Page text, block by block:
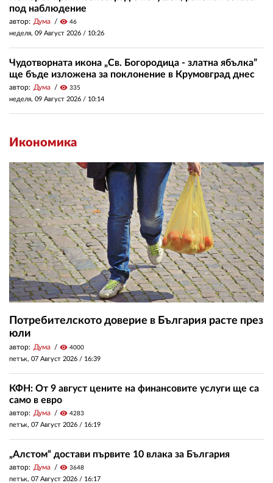
под наблюдение
автор: Дума visibility 46
неделя, 09 Август 2026 / 10:26
Чудотворната икона „Св. Богородица - златна ябълка”
ще бъде изложена за поклонение в Крумовград днес
автор: Дума visibility 335
неделя, 09 Август 2026 / 10:14
Икономика
Потребителското доверие в България расте през
юли
автор: Дума visibility 4000
петък, 07 Август 2026 / 16:39
КФН: От 9 август цените на финансовите услуги ще са
само в евро
автор: Дума visibility 4283
петък, 07 Август 2026 / 16:19
„Алстом“ достави първите 10 влака за България
автор: Дума visibility 3648
петък, 07 Август 2026 / 16:17